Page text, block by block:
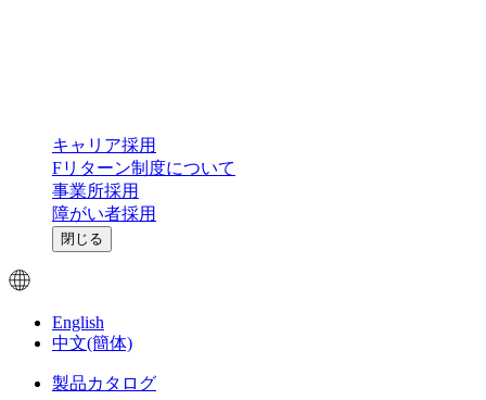
キャリア採用
Fリターン制度について
事業所採用
障がい者採用
閉じる
English
中文(簡体)
製品カタログ